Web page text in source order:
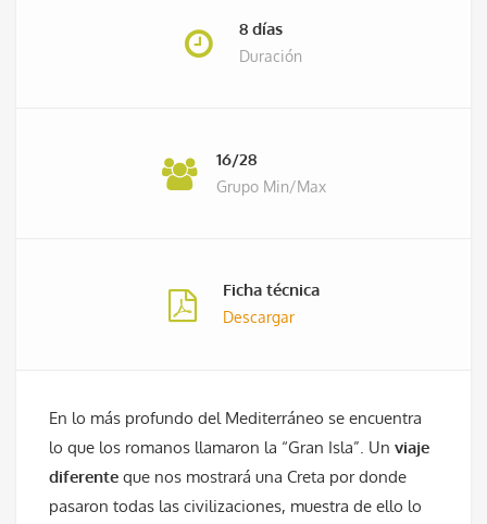
8 días
Duración
16/28
Grupo Min/Max
Ficha técnica
Descargar
En lo más profundo del Mediterráneo se encuentra
lo que los romanos llamaron la “Gran Isla”. Un viaje
diferente que nos mostrará una Creta por donde
pasaron todas las civilizaciones, muestra de ello lo